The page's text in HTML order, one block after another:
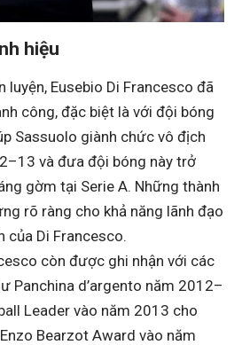
hiệu
luyện, Eusebio Di Francesco đã
công, đặc biệt là với đội bóng
Sassuolo giành chức vô địch
và đưa đội bóng này trở
gờm tại Serie A. Những thành
rõ ràng cho khả năng lãnh đạo
của Di Francesco.
còn được ghi nhận với các
Panchina d’argento năm 2012–
Leader vào năm 2013 cho
Bearzot Award vào năm